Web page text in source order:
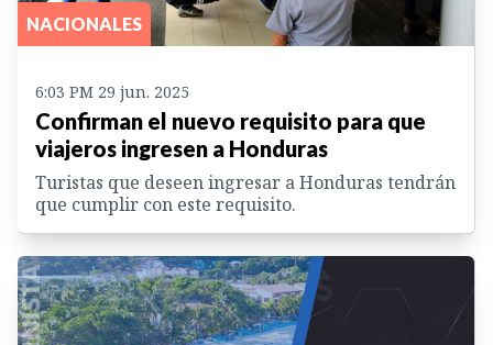
NACIONALES
6:03 PM 29 jun. 2025
Confirman el nuevo requisito para que
viajeros ingresen a Honduras
Turistas que deseen ingresar a Honduras tendrán
que cumplir con este requisito.